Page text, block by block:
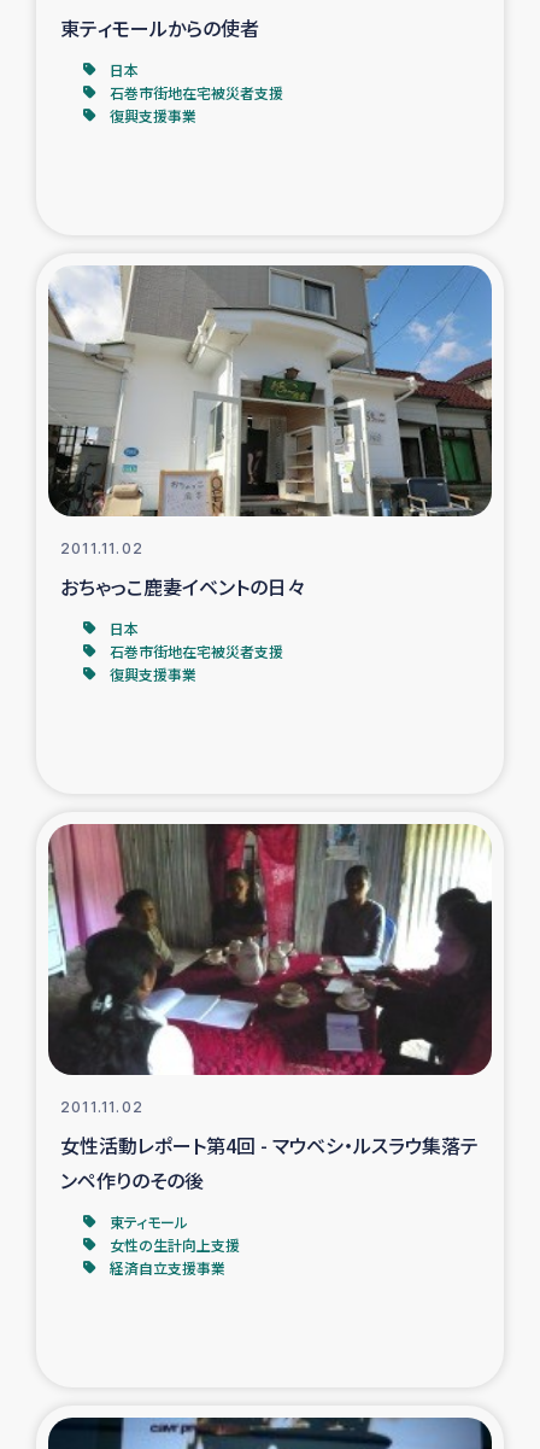
女性グループPIFWANITAによる食品加工事業
ミャンマー緊急支援
タイ国境ミャンマー移民子ども支援
漁民によるマングローブ植林活動
レバノンでのシリア難民への食糧・越冬支援
レバノンでのシリア難民への教育支援事業
神原ゼミxパルシック
石巻市街地在宅被災者支援
復興応援隊の活動
仮設住宅生活支援・農業復興支援
漁業復興支援
インターン・ボランティア日誌
東ティモールからの使者
日本
石巻市街地在宅被災者支援
復興支援事業
2011.11.02
おちゃっこ鹿妻イベントの日々
日本
石巻市街地在宅被災者支援
復興支援事業
2011.11.02
女性活動レポート第4回 - マウベシ・ルスラウ集落テ
ンペ作りのその後
東ティモール
女性の生計向上支援
経済自立支援事業